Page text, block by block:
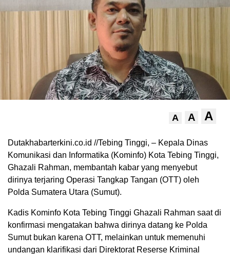
A A A
Dutakhabarterkini.co.id //Tebing Tinggi, – Kepala Dinas
Komunikasi dan Informatika (Kominfo) Kota Tebing Tinggi,
Ghazali Rahman, membantah kabar yang menyebut
dirinya terjaring Operasi Tangkap Tangan (OTT) oleh
Polda Sumatera Utara (Sumut).
Kadis Kominfo Kota Tebing Tinggi Ghazali Rahman saat di
konfirmasi mengatakan bahwa dirinya datang ke Polda
Sumut bukan karena OTT, melainkan untuk memenuhi
undangan klarifikasi dari Direktorat Reserse Kriminal